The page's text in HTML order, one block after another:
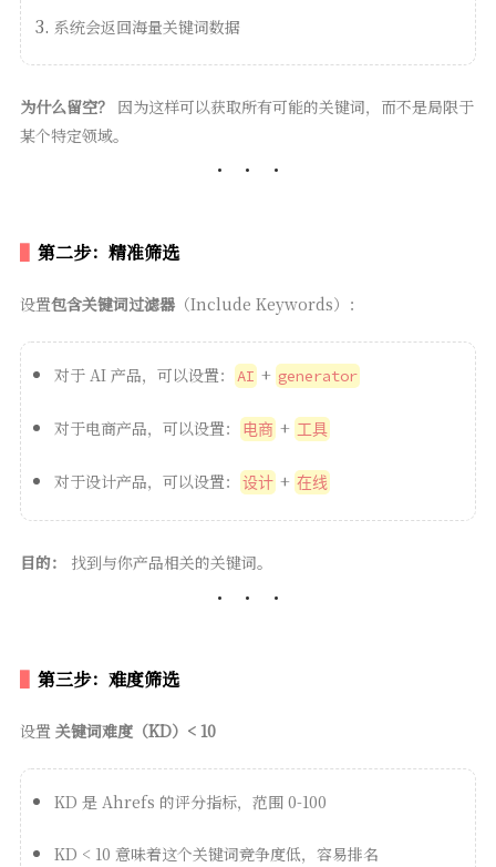
系统会返回海量关键词数据
为什么留空？ 因为这样可以获取所有可能的关键词，而不是局限于
某个特定领域。
第二步：精准筛选
设置包含关键词过滤器（Include Keywords）：
对于 AI 产品，可以设置： AI + generator
对于电商产品，可以设置： 电商 + 工具
对于设计产品，可以设置： 设计 + 在线
目的： 找到与你产品相关的关键词。
第三步：难度筛选
设置 关键词难度（KD）< 10
KD 是 Ahrefs 的评分指标，范围 0-100
KD < 10 意味着这个关键词竞争度低，容易排名